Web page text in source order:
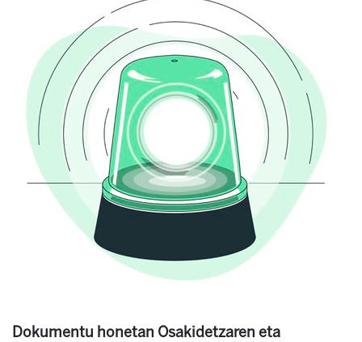
Dokumentu honetan Osakidetzaren eta